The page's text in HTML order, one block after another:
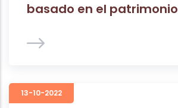
basado en el patrimonio
13-10-2022